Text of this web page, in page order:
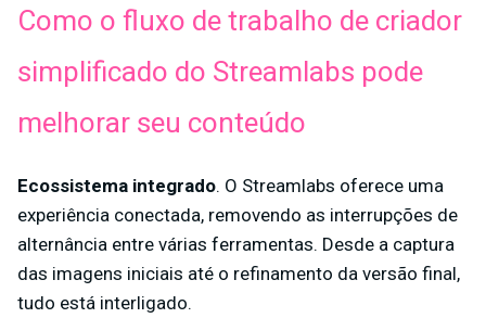
Como o fluxo de trabalho de criador
simplificado do Streamlabs pode
melhorar seu conteúdo
Ecossistema integrado. O Streamlabs oferece uma
experiência conectada, removendo as interrupções de
alternância entre várias ferramentas. Desde a captura
das imagens iniciais até o refinamento da versão final,
tudo está interligado.